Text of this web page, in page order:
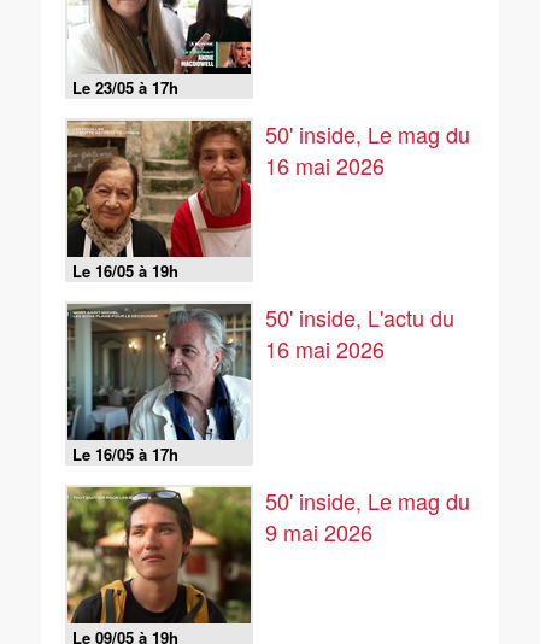
Le 23/05 à 17h
Le 16/05 à 19h
50' inside, Le mag du
16 mai 2026
Le 16/05 à 17h
50' inside, L'actu du
16 mai 2026
Le 09/05 à 19h
50' inside, Le mag du
9 mai 2026